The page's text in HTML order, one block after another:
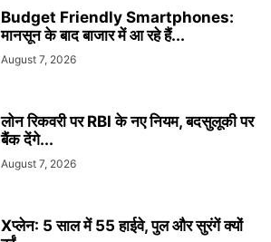
Budget Friendly Smartphones:
मानसून के बाद बाजार में आ रहे हैं...
August 7, 2026
लोन रिकवरी पर RBI के नए नियम, बदसुलूकी पर
बैंक देंगे...
August 7, 2026
Xप्लेन: 5 साल में 55 हाईवे, पुल और सुरंगें क्यों